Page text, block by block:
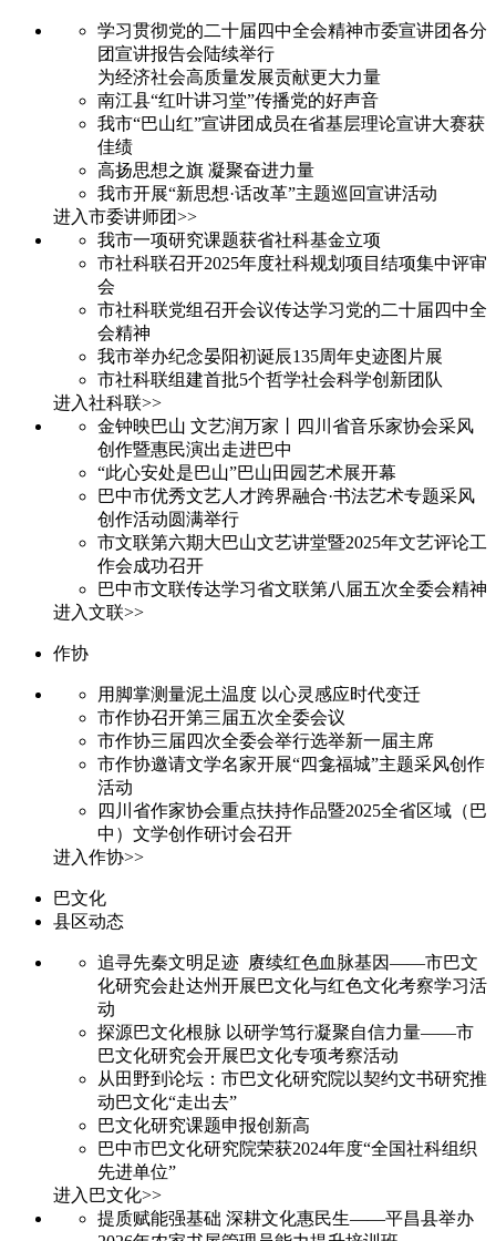
学习贯彻党的二十届四中全会精神市委宣讲团各分
团宣讲报告会陆续举行
为经济社会高质量发展贡献更大力量
南江县“红叶讲习堂”传播党的好声音
我市“巴山红”宣讲团成员在省基层理论宣讲大赛获
佳绩
高扬思想之旗 凝聚奋进力量
我市开展“新思想·话改革”主题巡回宣讲活动
进入市委讲师团>>
我市一项研究课题获省社科基金立项
市社科联召开2025年度社科规划项目结项集中评审
会
市社科联党组召开会议传达学习党的二十届四中全
会精神
我市举办纪念晏阳初诞辰135周年史迹图片展
市社科联组建首批5个哲学社会科学创新团队
进入社科联>>
金钟映巴山 文艺润万家丨四川省音乐家协会采风
创作暨惠民演出走进巴中
“此心安处是巴山”巴山田园艺术展开幕
巴中市优秀文艺人才跨界融合·书法艺术专题采风
创作活动圆满举行
市文联第六期大巴山文艺讲堂暨2025年文艺评论工
作会成功召开
巴中市文联传达学习省文联第八届五次全委会精神
进入文联>>
作协
用脚掌测量泥土温度 以心灵感应时代变迁
市作协召开第三届五次全委会议
市作协三届四次全委会举行选举新一届主席
市作协邀请文学名家开展“四龛福城”主题采风创作
活动
四川省作家协会重点扶持作品暨2025全省区域（巴
中）文学创作研讨会召开
进入作协>>
巴文化
县区动态
追寻先秦文明足迹 赓续红色血脉基因——市巴文
化研究会赴达州开展巴文化与红色文化考察学习活
动
探源巴文化根脉 以研学笃行凝聚自信力量——市
巴文化研究会开展巴文化专项考察活动
从田野到论坛：市巴文化研究院以契约文书研究推
动巴文化“走出去”
巴文化研究课题申报创新高
巴中市巴文化研究院荣获2024年度“全国社科组织
先进单位”
进入巴文化>>
提质赋能强基础 深耕文化惠民生——平昌县举办